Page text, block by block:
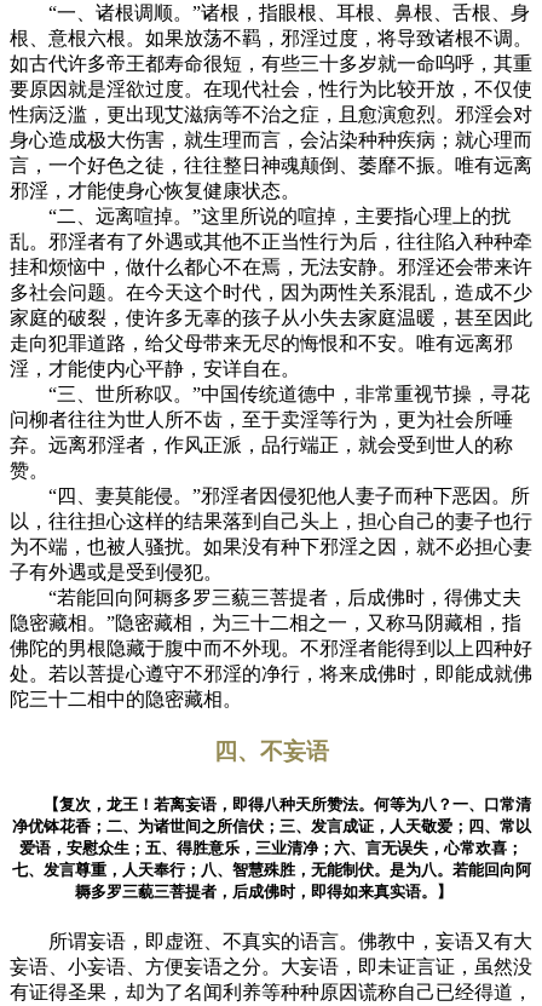
“一、诸根调顺。”诸根，指眼根、耳根、鼻根、舌根、身
根、意根六根。如果放荡不羁，邪淫过度，将导致诸根不调。
如古代许多帝王都寿命很短，有些三十多岁就一命呜呼，其重
要原因就是淫欲过度。在现代社会，性行为比较开放，不仅使
性病泛滥，更出现艾滋病等不治之症，且愈演愈烈。邪淫会对
身心造成极大伤害，就生理而言，会沾染种种疾病；就心理而
言，一个好色之徒，往往整日神魂颠倒、萎靡不振。唯有远离
邪淫，才能使身心恢复健康状态。
“二、远离喧掉。”这里所说的喧掉，主要指心理上的扰
乱。邪淫者有了外遇或其他不正当性行为后，往往陷入种种牵
挂和烦恼中，做什么都心不在焉，无法安静。邪淫还会带来许
多社会问题。在今天这个时代，因为两性关系混乱，造成不少
家庭的破裂，使许多无辜的孩子从小失去家庭温暖，甚至因此
走向犯罪道路，给父母带来无尽的悔恨和不安。唯有远离邪
淫，才能使内心平静，安详自在。
“三、世所称叹。”中国传统道德中，非常重视节操，寻花
问柳者往往为世人所不齿，至于卖淫等行为，更为社会所唾
弃。远离邪淫者，作风正派，品行端正，就会受到世人的称
赞。
“四、妻莫能侵。”邪淫者因侵犯他人妻子而种下恶因。所
以，往往担心这样的结果落到自己头上，担心自己的妻子也行
为不端，也被人骚扰。如果没有种下邪淫之因，就不必担心妻
子有外遇或是受到侵犯。
“若能回向阿耨多罗三藐三菩提者，后成佛时，得佛丈夫
隐密藏相。”隐密藏相，为三十二相之一，又称马阴藏相，指
佛陀的男根隐藏于腹中而不外现。不邪淫者能得到以上四种好
处。若以菩提心遵守不邪淫的净行，将来成佛时，即能成就佛
陀三十二相中的隐密藏相。
四、不妄语
【复次，龙王！若离妄语，即得八种天所赞法。何等为八？一、口常清
净优钵花香；二、为诸世间之所信伏；三、发言成证，人天敬爱；四、常以
爱语，安慰众生；五、得胜意乐，三业清净；六、言无误失，心常欢喜；
七、发言尊重，人天奉行；八、智慧殊胜，无能制伏。是为八。若能回向阿
耨多罗三藐三菩提者，后成佛时，即得如来真实语。】
所谓妄语，即虚诳、不真实的语言。佛教中，妄语又有大
妄语、小妄语、方便妄语之分。大妄语，即未证言证，虽然没
有证得圣果，却为了名闻利养等种种原因谎称自己已经得道，